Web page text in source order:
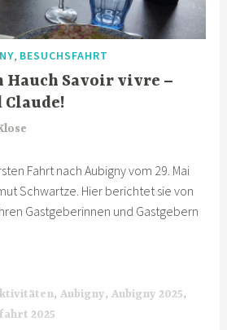
BESUCHSFAHRT
Hauch Savoir vivre –
Fahrt nach Aubigny vom 29. Mai
Schwartze. Hier berichtet sie von
Gastgeberinnen und Gastgebern
,Aubigny,Aubigny 2025,
2025